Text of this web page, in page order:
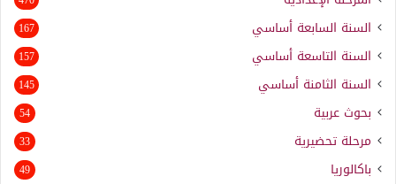
السنة السابعة أساسي 167
السنة التاسعة أساسي 157
السنة الثامنة أساسي 145
بحوث عربية 54
مرحلة تحضيرية 33
باكالوريا 49